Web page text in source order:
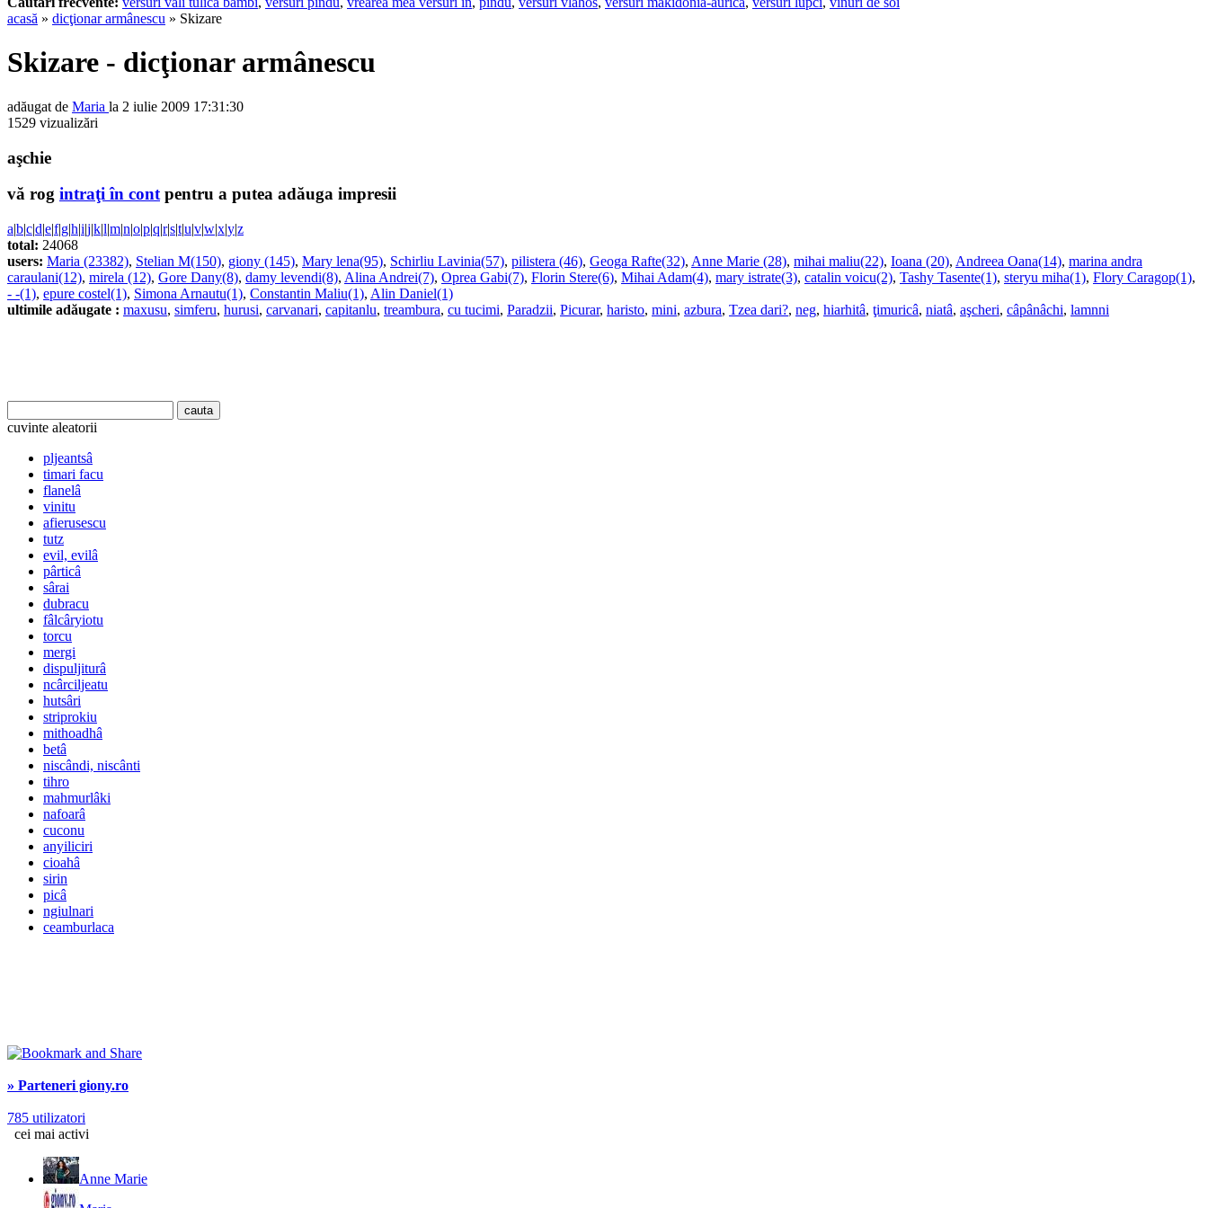
acasă » dicţionar armânescu » Skizare
Skizare - dicţionar armânescu
adăugat de Maria la 2 iulie 2009 17:31:30
1529 vizualizări
aşchie
vă rog intraţi în contpentru a putea adăuga impresii
a|b|c|d|e|f|g|h|i|j|k|l|m|n|o|p|q|r|s|t|u|v|w|x|y|z
total: 24068
users: Maria (23382), Stelian M(150), giony (145), Mary lena(95), Schirliu Lavinia(57), pilistera (46), Geoga Rafte(32), Anne Marie (28), mihai maliu(22), Ioana (20), Andreea Oana(14), marina andra
caraulani(12), mirela (12), Gore Dany(8), damy levendi(8), Alina Andrei(7), Oprea Gabi(7), Florin Stere(6), Mihai Adam(4), mary istrate(3), catalin voicu(2), Tashy Tasente(1), steryu miha(1), Flory Caragop(1),
- -(1), epure costel(1), Simona Arnautu(1), Constantin Maliu(1), Alin Daniel(1)
ultimile adăugate : maxusu, simferu, hurusi, carvanari, capitanlu, treambura, cu tucimi, Paradzii, Picurar, haristo, mini, azbura, Tzea dari?, neg, hiarhitâ, ţimuricâ, niatâ, aşcheri, câpânâchi, lamnni
cuvinte aleatorii
pljeantsâ
timari facu
flanelâ
vinitu
afierusescu
tutz
evil, evilâ
pârticâ
sârai
dubracu
fâlcâryiotu
torcu
mergi
dispuljiturâ
ncârciljeatu
hutsâri
striprokiu
mithoadhâ
betâ
niscândi, niscânti
tihro
mahmurlâki
nafoarâ
cuconu
anyiliciri
cioahâ
sirin
picâ
ngiulnari
ceamburlaca
» Parteneri giony.ro
785 utilizatori
cei mai activi
Anne Marie